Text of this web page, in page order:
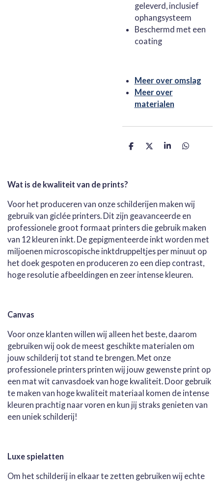
geleverd, inclusief
ophangsysteem
Beschermd met een
coating
Meer over omslag
Meer over
materialen
D
D
S
D
Wat is de kwaliteit van de prints?
Voor het produceren van onze schilderijen maken wij
gebruik van giclée printers. Dit zijn geavanceerde en
professionele groot formaat printers die gebruik maken
van 12 kleuren inkt. De gepigmenteerde inkt worden met
miljoenen microscopische inktdruppeltjes per minuut op
het doek gespoten en produceren zo een diep contrast,
hoge resolutie afbeeldingen en zeer intense kleuren.
Canvas
Voor onze klanten willen wij alleen het beste, daarom
gebruiken wij ook de meest geschikte materialen om
jouw schilderij tot stand te brengen. Met onze
professionele printers printen wij jouw gewenste print op
een mat wit canvasdoek van hoge kwaliteit. Door gebruik
te maken van hoge kwaliteit materiaal komen de intense
kleuren prachtig naar voren en kun jij straks genieten van
een uniek schilderij!
Luxe spielatten
Om het schilderij in elkaar te zetten gebruiken wij echte